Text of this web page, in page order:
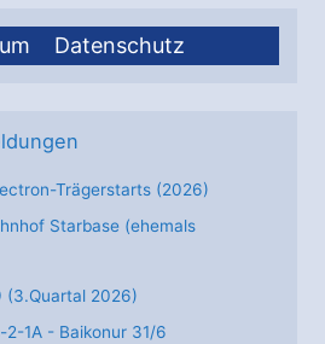
Datenschutz
Trägerstarts (2026)
Starbase (ehemals
(3.Quartal 2026)
2-1А - Baikonur 31/6